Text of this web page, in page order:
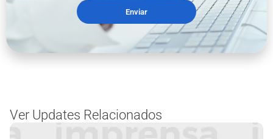
Enviar
Ver Updates Relacionados